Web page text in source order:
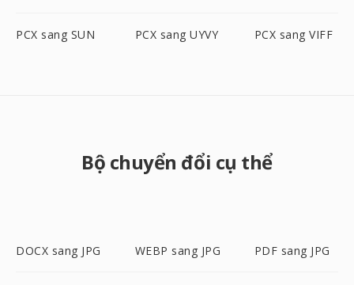
PCX sang SUN PCX sang UYVY PCX sang VIFF
Bộ chuyển đổi cụ thể
DOCX sang JPG WEBP sang JPG PDF sang JPG